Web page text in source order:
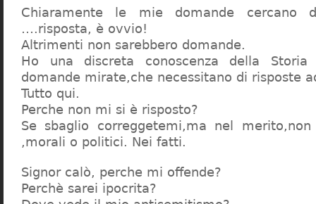
Chiaramente le mie domande cercano
….risposta, è ovvio!
Altrimenti non sarebbero domande.
Ho una discreta conoscenza della
domande mirate,che necessitano di risposte
Tutto qui.
Perche non mi si è risposto?
Se sbaglio correggetemi,ma nel
,morali o politici. Nei fatti.
Signor calò, perche mi offende?
Perchè sarei ipocrita?